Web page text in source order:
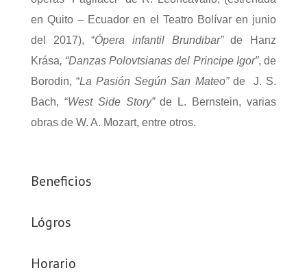
en Quito – Ecuador en el Teatro Bolívar en junio
del 2017), “Ópera infantil Brundibar”de Hanz
Krása, “Danzas Polovtsianas del Principe Igor”, de
Borodin, “La Pasión Según San Mateo”de J. S.
Bach, “West Side Story”de L. Bernstein, varias
obras de W. A. Mozart, entre otros.
Beneficios
Lógros
Horario